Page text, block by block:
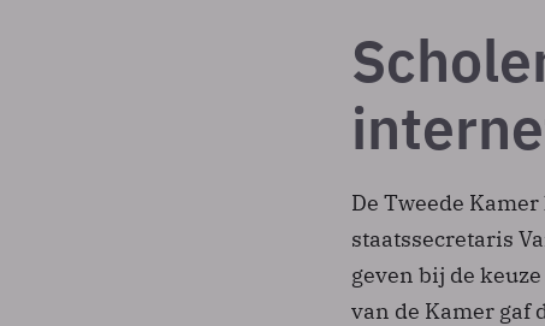
De Tweede
staatssecretaris
geven bij de
van de Kamer gaf